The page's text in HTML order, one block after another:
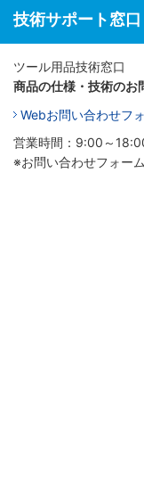
技術サポート窓口
ツール用品技術窓口
商品の仕様・技術のお
Webお問い合わせフ
営業時間：9:00～
※お問い合わせフォー